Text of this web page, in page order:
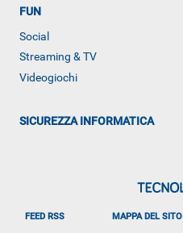
FUN
Social
Streaming & TV
Videogiochi
SICUREZZA INFORMATICA
FEED RSS MAPPA DEL SITO